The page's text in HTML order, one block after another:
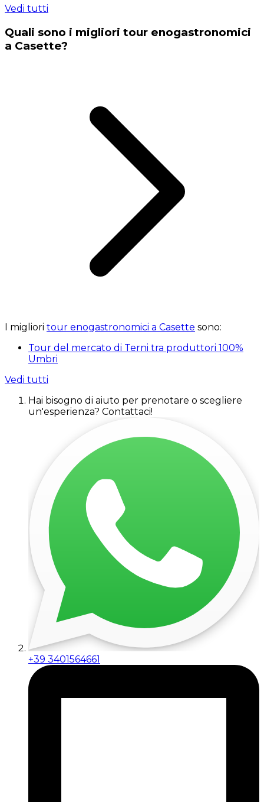
Vedi tutti
Quali sono i migliori tour enogastronomici
a Casette?
I migliori tour enogastronomici a Casette sono:
Tour del mercato di Terni tra produttori 100%
Umbri
Vedi tutti
Hai bisogno di aiuto per prenotare o scegliere
un'esperienza? Contattaci!
+39 3401564661